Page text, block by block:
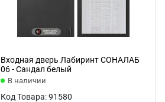
Входная дверь Лабиринт СОНАЛАБ
06 - Сандал белый
В наличии
Код Товара: 91580